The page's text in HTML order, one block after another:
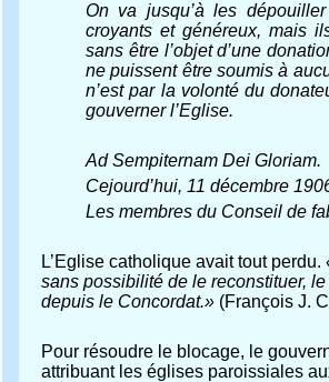
On va jusqu’à les
croyants et généreux, mais
sans être l’objet d’une
ne puissent être soumis à
n’est par la volonté du
gouverner l’Eglise.
Ad Sempiternam Dei Gloriam.
Cejourd’hui, 11 décembre
Les membres du Conseil de
L’Eglise catholique avait tout perdu.
sans possibilité de le reconstituer,
depuis le Concordat.» (François J.
Pour résoudre le blocage, le
attribuant les églises paroissiales